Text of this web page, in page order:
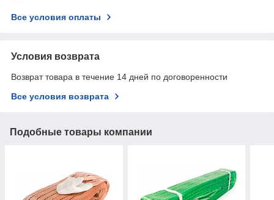
Все условия оплаты
Условия возврата
Возврат товара в течение 14 дней по договоренности
Все условия возврата
Подобные товары компании